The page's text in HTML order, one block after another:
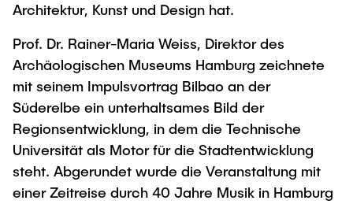
Architektur, Kunst und Design hat.
Prof. Dr. Rainer-Maria Weiss, Direktor des
Archäologischen Museums Hamburg zeichnete
mit seinem Impulsvortrag Bilbao an der
Süderelbe ein unterhaltsames Bild der
Regionsentwicklung, in dem die Technische
Universität als Motor für die Stadtentwicklung
steht. Abgerundet wurde die Veranstaltung mit
einer Zeitreise durch 40 Jahre Musik in Hamburg